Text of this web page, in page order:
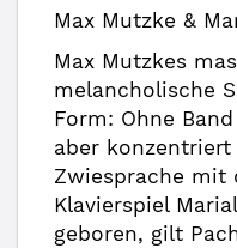
Max Mutzke &
Max Mutzkes
melancholische
Form: Ohne
aber
Zwiesprache mit
Klavierspiel
geboren, gilt